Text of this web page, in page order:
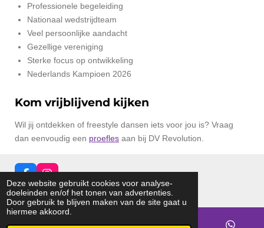
Deze website gebruikt cookies voor analyse-
doeleinden en/of het tonen van advertenties.
Door gebruik te blijven maken van de site gaat u
hiermee akkoord.
Professionele begeleiding
Nationaal wedstrijdteam
Veel persoonlijke aandacht
Gezellige vereniging
Sterke focus op ontwikkeling
Nederlands Kampioen 2026
Kom vrijblijvend kijken
Wil jij ontdekken of freestyle dansen iets voor jou is? Vraag
dan eenvoudig een proefles aan bij DV Revolution.
a
c
e
b
o
n
s
t
a
g
© 2026 dvRevolution